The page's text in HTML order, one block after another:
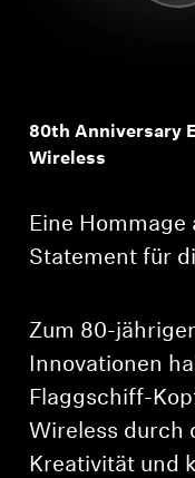
80th Anniversary
Wireless
Eine Hommage
Statement für
Zum 80-
Innovationen
Flaggschiff-
Wireless durch
Kreativität und